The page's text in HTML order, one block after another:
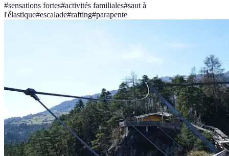
#sensations fortes#activités familiales#saut à
l'élastique#escalade#rafting#parapente